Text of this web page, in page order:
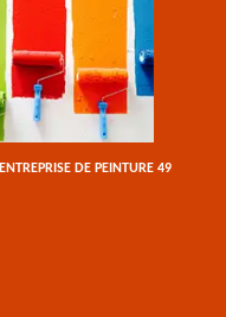
ENTREPRISE DE PEINTURE 49